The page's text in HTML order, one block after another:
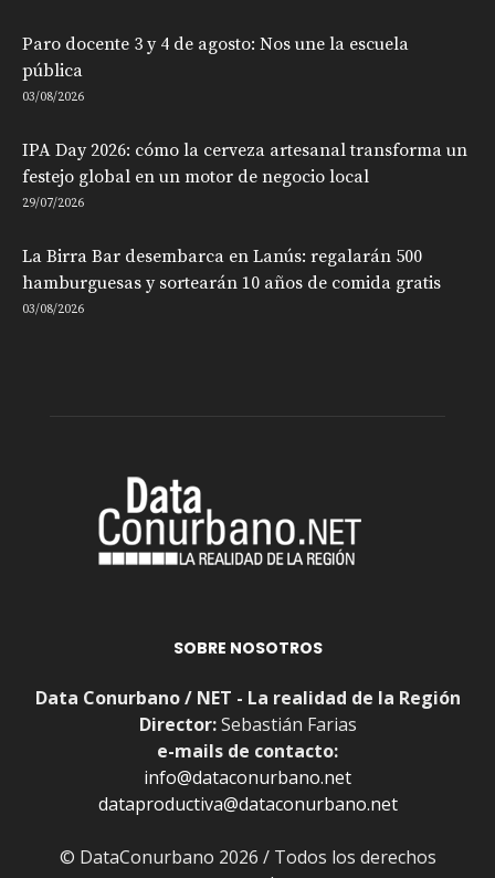
Paro docente 3 y 4 de agosto: Nos une la escuela
pública
03/08/2026
IPA Day 2026: cómo la cerveza artesanal transforma un
festejo global en un motor de negocio local
29/07/2026
La Birra Bar desembarca en Lanús: regalarán 500
hamburguesas y sortearán 10 años de comida gratis
03/08/2026
SOBRE NOSOTROS
Data Conurbano / NET - La realidad de la Región
Director:Sebastián Farias
e-mails de contacto:
info@dataconurbano.net
dataproductiva@dataconurbano.net
© DataConurbano 2026 / Todos los derechos